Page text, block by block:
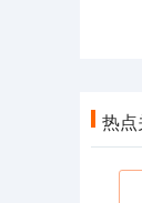
热点